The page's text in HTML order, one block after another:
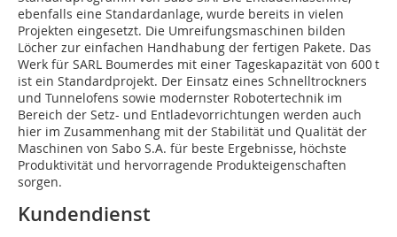
ebenfalls eine Standardanlage, wurde bereits in vielen
Projekten eingesetzt. Die Umreifungsmaschinen bilden
Löcher zur einfachen Handhabung der fertigen Pakete. Das
Werk für SARL Boumerdes mit einer Tageskapazität von 600 t
ist ein Standardprojekt. Der Einsatz eines Schnelltrockners
und Tunnelofens sowie modernster Robotertechnik im
Bereich der Setz- und Entladevorrichtungen werden auch
hier im Zusammenhang mit der Stabilität und Qualität der
Maschinen von Sabo S.A. für beste Ergebnisse, höchste
Produktivität und hervorragende Produkteigenschaften
sorgen.
Kundendienst